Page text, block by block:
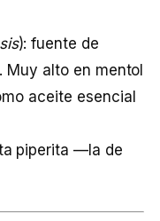
): fuente de
Muy alto en mentol
aceite esencial
piperita —la de